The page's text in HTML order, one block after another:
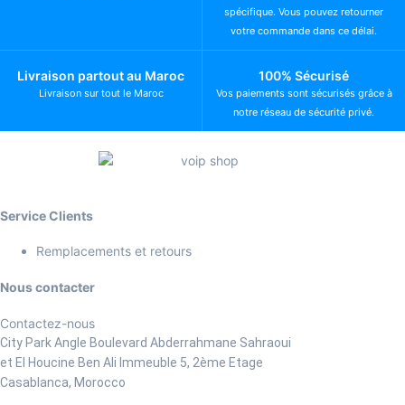
spécifique. Vous pouvez retourner
votre commande dans ce délai.
Livraison partout au Maroc
Livraison sur tout le Maroc
100% Sécurisé
Vos paiements sont sécurisés grâce à
notre réseau de sécurité privé.
Service Clients
Remplacements et retours
Nous contacter
Contactez-nous
City Park Angle Boulevard Abderrahmane Sahraoui
et El Houcine Ben Ali Immeuble 5, 2ème Etage
Casablanca, Morocco